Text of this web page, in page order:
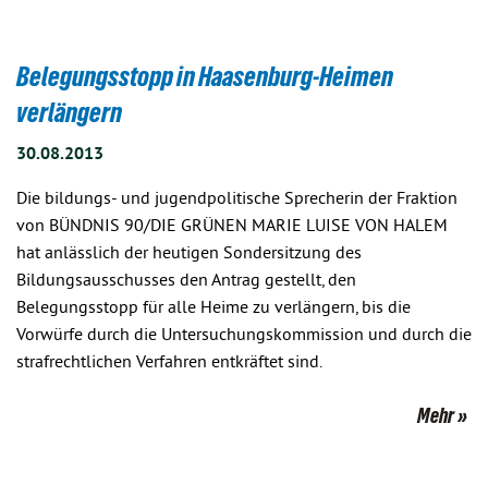
Belegungsstopp in Haasenburg-Heimen
verlängern
30.08.2013
Die bildungs- und jugendpolitische Sprecherin der Fraktion
von BÜNDNIS 90/DIE GRÜNEN MARIE LUISE VON HALEM
hat anlässlich der heutigen Sondersitzung des
Bildungsausschusses den Antrag gestellt, den
Belegungsstopp für alle Heime zu verlängern, bis die
Vorwürfe durch die Untersuchungskommission und durch die
strafrechtlichen Verfahren entkräftet sind.
Mehr